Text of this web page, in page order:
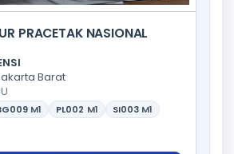
PRACETAK NASIONAL
Barat
M1 PL002 M1 SI003 M1